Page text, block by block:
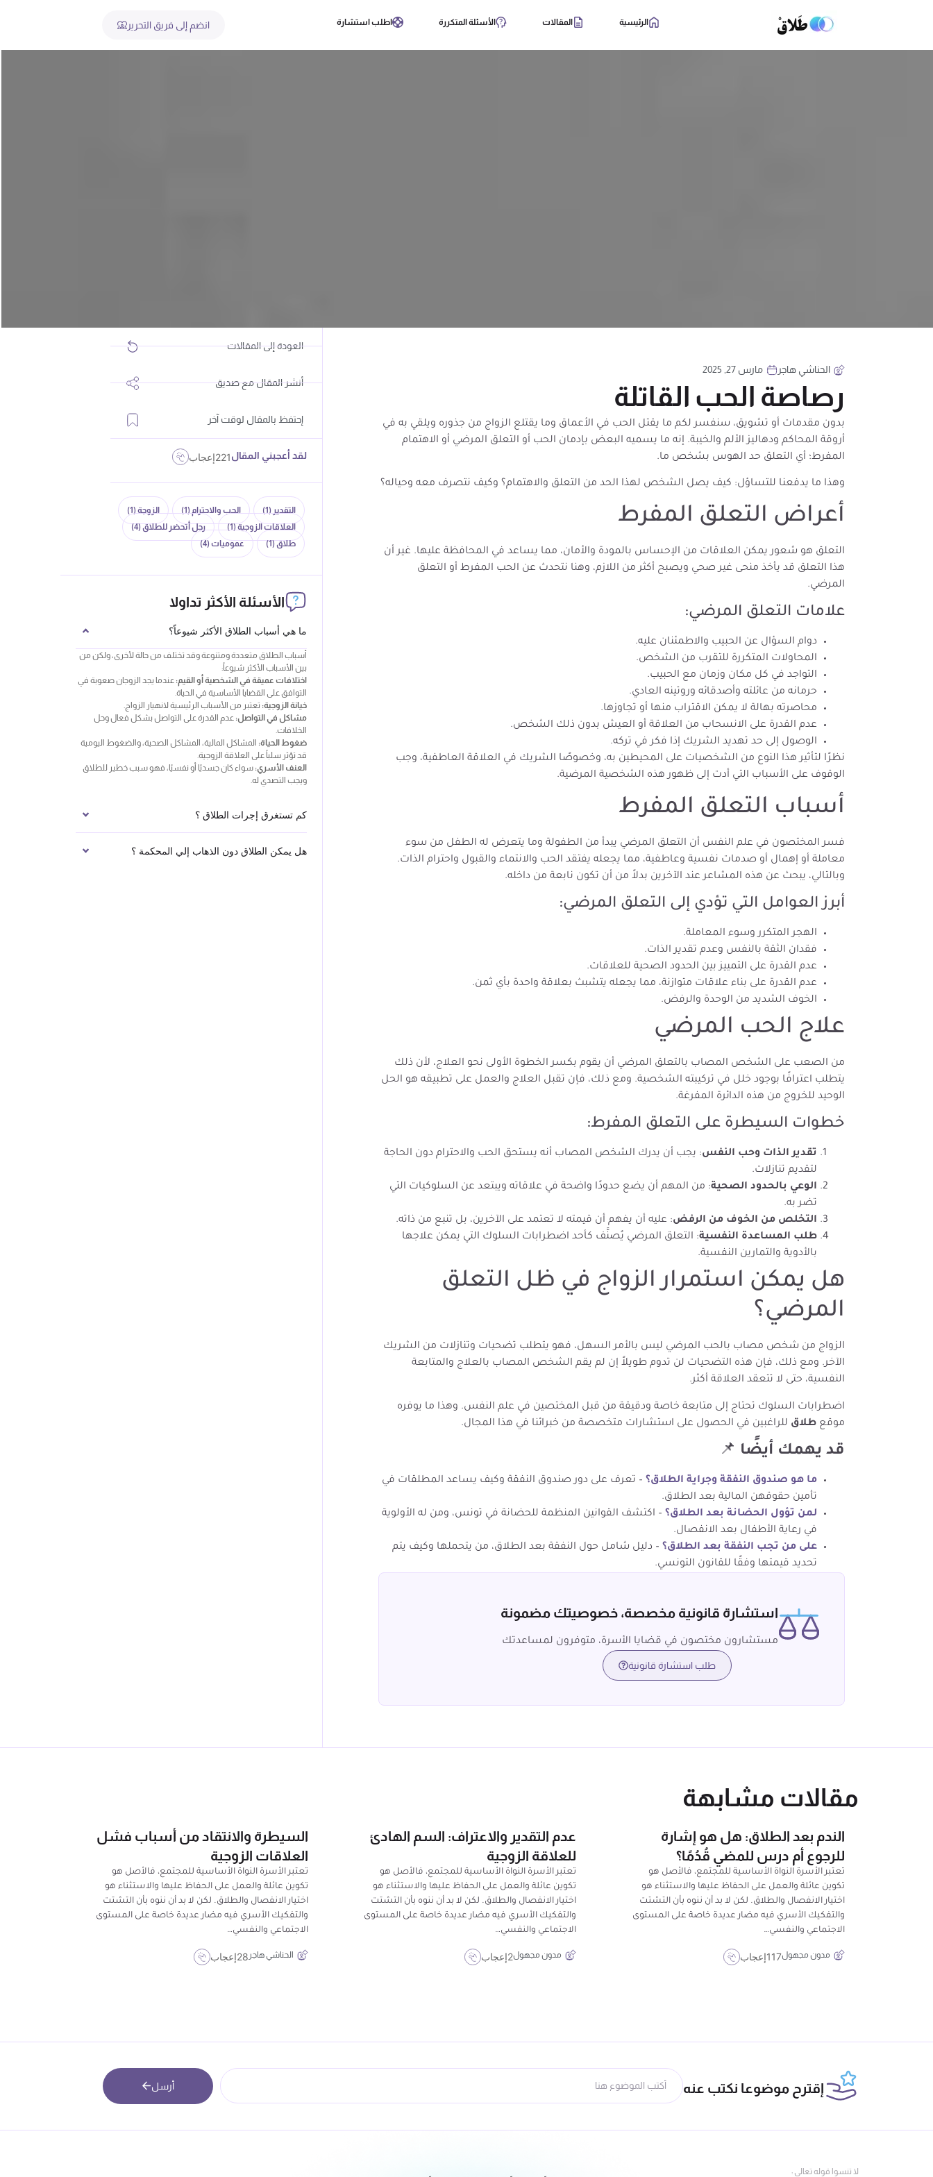
الرئيسية المقالات الأسئلة المتكررة اطلب استشارة انضم إلى فريق التحرير
الحناشي هاجر مارس 27, 2025
رصاصة الحب القاتلة
بدون مقدمات أو تشويق، سنفسر لكم ما يقتل الحب في الأعماق وما يقتلع الزواج من جذوره ويلقي به في
أروقة المحاكم ودهاليز الألم والخيبة. إنه ما يسميه البعض بإدمان الحب أو التعلق المرضي أو الاهتمام
المفرط؛ أي التعلق حد الهوس بشخص ما.
وهذا ما يدفعنا للتساؤل: كيف يصل الشخص لهذا الحد من التعلق والاهتمام؟ وكيف نتصرف معه وحياله؟
أعراض التعلق المفرط
التعلق هو شعور يمكن العلاقات من الإحساس بالمودة والأمان، مما يساعد في المحافظة عليها. غير أن
هذا التعلق قد يأخذ منحى غير صحي ويصبح أكثر من اللازم، وهنا نتحدث عن الحب المفرط أو التعلق
المرضي.
علامات التعلق المرضي:
دوام السؤال عن الحبيب والاطمئنان عليه.
المحاولات المتكررة للتقرب من الشخص.
التواجد في كل مكان وزمان مع الحبيب.
حرمانه من عائلته وأصدقائه وروتينه العادي.
محاصرته بهالة لا يمكن الاقتراب منها أو تجاوزها.
عدم القدرة على الانسحاب من العلاقة أو العيش بدون ذلك الشخص.
الوصول إلى حد تهديد الشريك إذا فكر في تركه.
نظرًا لتأثير هذا النوع من الشخصيات على المحيطين به، وخصوصًا الشريك في العلاقة العاطفية، وجب
الوقوف على الأسباب التي أدت إلى ظهور هذه الشخصية المرضية.
أسباب التعلق المفرط
فسر المختصون في علم النفس أن التعلق المرضي يبدأ من الطفولة وما يتعرض له الطفل من سوء
معاملة أو إهمال أو صدمات نفسية وعاطفية، مما يجعله يفتقد الحب والانتماء والقبول واحترام الذات.
وبالتالي، يبحث عن هذه المشاعر عند الآخرين بدلاً من أن تكون نابعة من داخله.
أبرز العوامل التي تؤدي إلى التعلق المرضي:
الهجر المتكرر وسوء المعاملة.
فقدان الثقة بالنفس وعدم تقدير الذات.
عدم القدرة على التمييز بين الحدود الصحية للعلاقات.
عدم القدرة على بناء علاقات متوازنة، مما يجعله يتشبث بعلاقة واحدة بأي ثمن.
الخوف الشديد من الوحدة والرفض.
علاج الحب المرضي
من الصعب على الشخص المصاب بالتعلق المرضي أن يقوم بكسر الخطوة الأولى نحو العلاج، لأن ذلك
يتطلب اعترافًا بوجود خلل في تركيبته الشخصية. ومع ذلك، فإن تقبل العلاج والعمل على تطبيقه هو الحل
الوحيد للخروج من هذه الدائرة المفرغة.
خطوات السيطرة على التعلق المفرط:
تقدير الذات وحب النفس: يجب أن يدرك الشخص المصاب أنه يستحق الحب والاحترام دون الحاجة
لتقديم تنازلات.
الوعي بالحدود الصحية: من المهم أن يضع حدودًا واضحة في علاقاته ويبتعد عن السلوكيات التي
تضر به.
التخلص من الخوف من الرفض: عليه أن يفهم أن قيمته لا تعتمد على الآخرين، بل تنبع من ذاته.
طلب المساعدة النفسية: التعلق المرضي يُصنَّف كأحد اضطرابات السلوك التي يمكن علاجها
بالأدوية والتمارين النفسية.
هل يمكن استمرار الزواج في ظل التعلق
المرضي؟
الزواج من شخص مصاب بالحب المرضي ليس بالأمر السهل، فهو يتطلب تضحيات وتنازلات من الشريك
الآخر. ومع ذلك، فإن هذه التضحيات لن تدوم طويلاً إن لم يقم الشخص المصاب بالعلاج والمتابعة
النفسية، حتى لا تتعقد العلاقة أكثر.
اضطرابات السلوك تحتاج إلى متابعة خاصة ودقيقة من قبل المختصين في علم النفس. وهذا ما يوفره
موقع طلاق للراغبين في الحصول على استشارات متخصصة من خبرائنا في هذا المجال.
قد يهمك أيضًا 📌
ما هو صندوق النفقة وجراية الطلاق؟ – تعرف على دور صندوق النفقة وكيف يساعد المطلقات في
تأمين حقوقهن المالية بعد الطلاق.
لمن تؤول الحضانة بعد الطلاق؟ – اكتشف القوانين المنظمة للحضانة في تونس، ومن له الأولوية
في رعاية الأطفال بعد الانفصال.
على من تجب النفقة بعد الطلاق؟ – دليل شامل حول النفقة بعد الطلاق، من يتحملها وكيف يتم
تحديد قيمتها وفقًا للقانون التونسي.
استشارة قانونية مخصصة، خصوصيتك مضمونة
مستشارون مختصون في قضايا الأسرة، متوفرون لمساعدتك
طلب استشارة قانونية
العودة إلى المقالات
أنشر المقال مع صديق
إحتفظ بالمقال لوقت آخر
لقد أعجبني المقال إعجاب221
التقدير (1) الحب والاحترام (1) الزوجة (1)
العلاقات الزوجية(1) رجل أتحضر للطلاق(4)
طلاق(1) عموميات (4)
الأسئلة الأكثر تداولا
ما هي أسباب الطلاق الأكثر شيوعاً؟
أسباب الطلاق متعددة ومتنوعة وقد تختلف من حالة لأخرى، ولكن من
بين الأسباب الأكثر شيوعاً:
اختلافات عميقة في الشخصية أو القيم: عندما يجد الزوجان صعوبة في
التوافق على القضايا الأساسية في الحياة.
خيانة الزوجية: تعتبر من الأسباب الرئيسية لانهيار الزواج.
مشاكل في التواصل: عدم القدرة على التواصل بشكل فعال وحل
الخلافات.
ضغوط الحياة: المشاكل المالية، المشاكل الصحية، والضغوط اليومية
قد تؤثر سلباً على العلاقة الزوجية.
العنف الأسري: سواء كان جسديًا أو نفسيًا، فهو سبب خطير للطلاق
ويجب التصدي له.
كم تستغرق إجرات الطلاق ؟
هل يمكن الطلاق دون الذهاب إلي المحكمة ؟
مقالات مشابهة
الندم بعد الطلاق: هل هو إشارة
للرجوع أم درس للمضي قُدُمًا؟
تعتبر الأسرة النواة الأساسية للمجتمع، فالأصل هو
تكوين عائلة والعمل على الحفاظ عليها والاستثناء هو
اختيار الانفصال والطلاق. لكن لا بد أن ننوه بأن التشتت
والتفكيك الأسري فيه مضار عديدة خاصة على المستوى
الاجتماعي والنفسي…
مدون مجهول إعجاب117
عدم التقدير والاعتراف: السم الهادئ
للعلاقة الزوجية
تعتبر الأسرة النواة الأساسية للمجتمع، فالأصل هو
تكوين عائلة والعمل على الحفاظ عليها والاستثناء هو
اختيار الانفصال والطلاق. لكن لا بد أن ننوه بأن التشتت
والتفكيك الأسري فيه مضار عديدة خاصة على المستوى
الاجتماعي والنفسي…
مدون مجهول إعجاب2
السيطرة والانتقاد من أسباب فشل
العلاقات الزوجية
تعتبر الأسرة النواة الأساسية للمجتمع، فالأصل هو
تكوين عائلة والعمل على الحفاظ عليها والاستثناء هو
اختيار الانفصال والطلاق. لكن لا بد أن ننوه بأن التشتت
والتفكيك الأسري فيه مضار عديدة خاصة على المستوى
الاجتماعي والنفسي…
الحناشي هاجر إعجاب28
إقترح موضوعا نكتب عنه أرسل
لا تنسوا قوله تعالى :